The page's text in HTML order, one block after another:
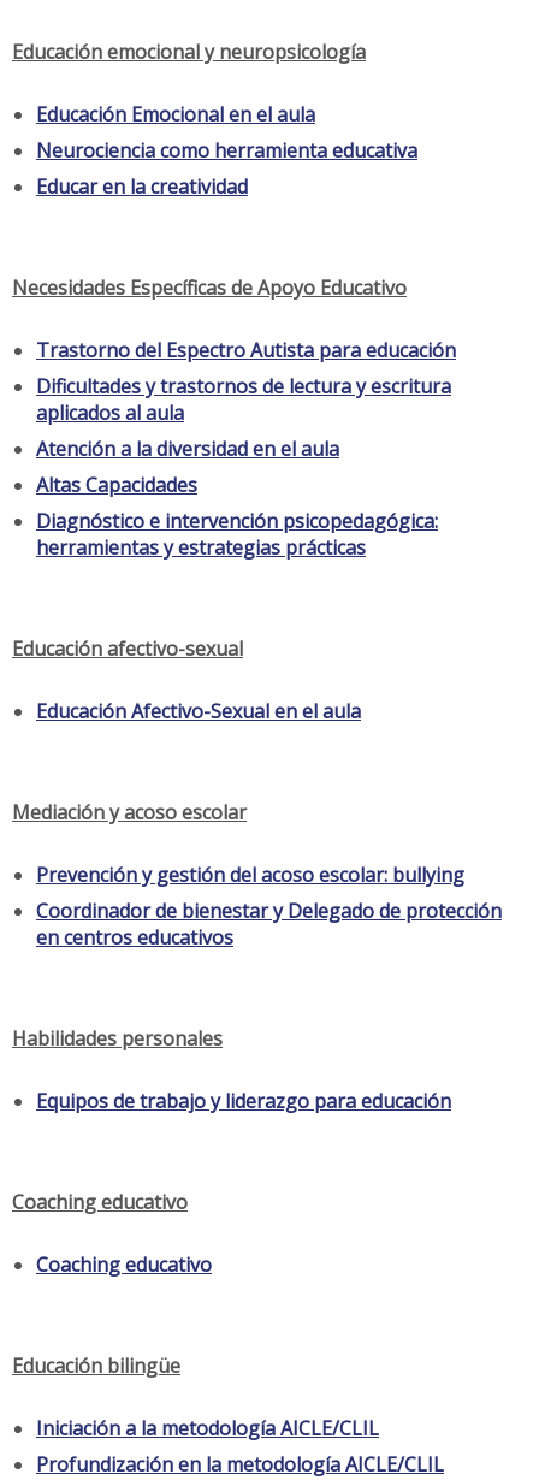
Educación emocional y neuropsicología
Educación Emocional en el aula
Neurociencia como herramienta educativa
Educar en la creatividad
Necesidades Específicas de Apoyo Educativo
Trastorno del Espectro Autista para educación
Dificultades y trastornos de lectura y escritura
aplicados al aula
Atención a la diversidad en el aula
Altas Capacidades
Diagnóstico e intervención psicopedagógica:
herramientas y estrategias prácticas
Educación afectivo-sexual
Educación Afectivo-Sexual en el aula
Mediación y acoso escolar
Prevención y gestión del acoso escolar: bullying
Coordinador de bienestar y Delegado de protección
en centros educativos
Habilidades personales
Equipos de trabajo y liderazgo para educación
Coaching educativo
Coaching educativo
Educación bilingüe
Iniciación a la metodología AICLE/CLIL
Profundización en la metodología AICLE/CLIL